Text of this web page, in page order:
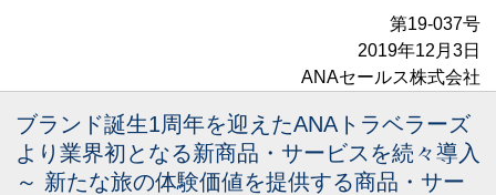
第19-037号
2019年12月3日
ANAセールス株式会社
ブランド誕生1周年を迎えたANAトラベラーズ
より 業界初となる新商品・サービスを続々導入
～ 新たな旅の体験価値を提供する商品・サー